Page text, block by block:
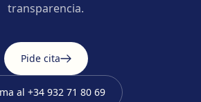
transparencia.
Pide cita
al +34 932 71 80 69